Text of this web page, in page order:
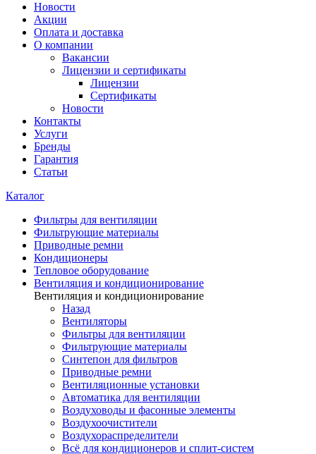
Новости
Акции
Оплата и доставка
О компании
Вакансии
Лицензии и сертификаты
Лицензии
Сертификаты
Новости
Контакты
Услуги
Бренды
Гарантия
Статьи
Каталог
Фильтры для вентиляции
Фильтрующие материалы
Приводные ремни
Кондиционеры
Тепловое оборудование
Вентиляция и кондиционирование
Вентиляция и кондиционирование
Назад
Вентиляторы
Фильтры для вентиляции
Фильтрующие материалы
Синтепон для фильтров
Приводные ремни
Вентиляционные установки
Автоматика для вентиляции
Воздуховоды и фасонные элементы
Воздухоочистители
Воздухораспределители
Всё для кондиционеров и сплит-систем